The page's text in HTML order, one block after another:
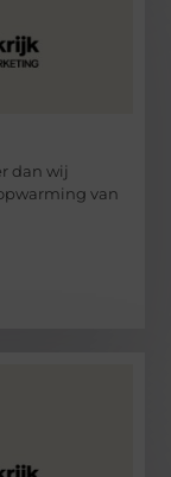
dan wij
van